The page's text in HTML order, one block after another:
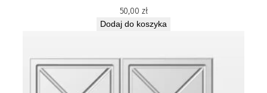
50,00 zł
Dodaj do koszyka